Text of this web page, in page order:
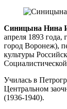
Синицына Нина
апреля 1893 года,
город Воронеж),
культуры
Училась в
Центральном
(1936-1940).